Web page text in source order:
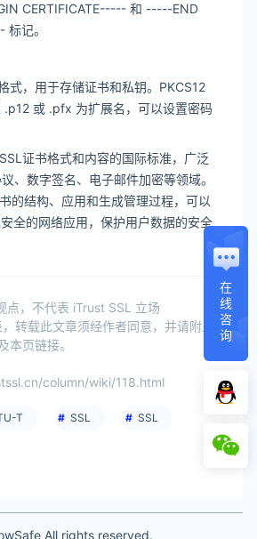
CERTIFICATE----- 和 -----END
标记。
式，用于存储证书和私钥。PKCS12
.p12 或 .pfx 为扩展名，可以设置密码
证书格式和内容的国际标准，广泛
、数字签名、电子邮件加密等领域。
的结构、应用和生成管理过程，可以
全的网络应用，保护用户数据的安全
点，不代表 iTrust SSL 立场
，转载此文章须经作者同意，并请附上
本页链接。
column/wiki/118.html
T SSL SSL
在
线
咨
询
All rights reserved.